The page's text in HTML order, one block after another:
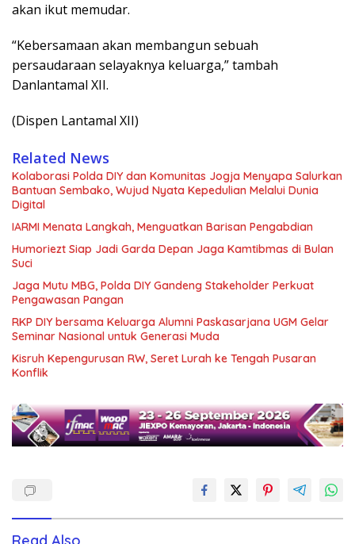
akan ikut memudar.
“Kebersamaan akan membangun sebuah
persaudaraan selayaknya keluarga,” tambah
Danlantamal XII.
(Dispen Lantamal XII)
Related News
Kolaborasi Polda DIY dan Komunitas Jogja Menyapa Salurkan
Bantuan Sembako, Wujud Nyata Kepedulian Melalui Dunia
Digital
IARMI Menata Langkah, Menguatkan Barisan Pengabdian
Humoriezt Siap Jadi Garda Depan Jaga Kamtibmas di Bulan
Suci
Jaga Mutu MBG, Polda DIY Gandeng Stakeholder Perkuat
Pengawasan Pangan
RKP DIY bersama Keluarga Alumni Paskasarjana UGM Gelar
Seminar Nasional untuk Generasi Muda
Kisruh Kepengurusan RW, Seret Lurah ke Tengah Pusaran
Konflik